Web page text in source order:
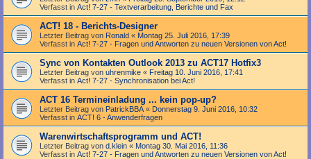
Verfasst in Act! 7-27 - Text­­ver­arbei­tung, Berichte und Fax
ACT! 18 - Berichts-Designer
Letzter Beitrag von Ronald « Montag 25. Juli 2016, 17:39
Verfasst in Act! 7-27 - Fragen und Antworten zu neuen Versionen von Act!
Sync von Kontakten Outlook 2013 zu ACT17 Hotfix3
Letzter Beitrag von uhrenmike « Freitag 10. Juni 2016, 17:41
Verfasst in Act! 7-27 - Synchronisation bei Act!
ACT 16 Termineinladung ... kein pop-up?
Letzter Beitrag von PatrickBBA « Donnerstag 9. Juni 2016, 10:32
Verfasst in ACT! 6 - Anwender­fragen
Warenwirtschaftsprogramm und ACT!
Letzter Beitrag von d.klein « Montag 30. Mai 2016, 11:36
Verfasst in Act! 7-27 - Fragen und Antworten zu neuen Versionen von Act!